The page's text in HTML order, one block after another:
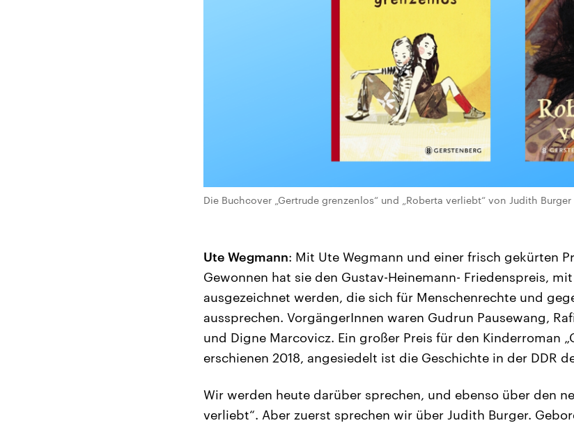
Die Buchcover „Gertrude grenzenlos“ und „Roberta verliebt“ von Judith
Ute Wegmann: Mit Ute Wegmann und einer frisch gekürten
Gewonnen hat sie den Gustav-Heinemann- Friedenspreis,
ausgezeichnet werden, die sich für Menschenrechte und
aussprechen. VorgängerInnen waren Gudrun Pausewang,
und Digne Marcovicz. Ein großer Preis für den Kinderroman
erschienen 2018, angesiedelt ist die Geschichte in der DDR
Wir werden heute darüber sprechen, und ebenso über den
verliebt“. Aber zuerst sprechen wir über Judith Burger.